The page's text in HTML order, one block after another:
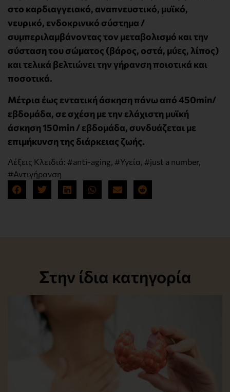
στο καρδιαγγειακό, αναπνευστικό, μυϊκό,
νευρικό, ενδοκρινικό σύστημα /
συμπεριλαμβάνοντας τον μεταβολισμό και την
σύσταση του σώματος (βάρος, οστά, μύες, λίπος)
και τελικά βελτιώνει την γήρανση ποιοτικά και
ποσοτικά.
Μέτρια έως εντατική άσκηση πάνω από 450min/
εβδομάδα, σε σχέση με την ελάχιστη μυϊκή
άσκηση 150min / εβδομάδα, συνδυάζεται με
επιμήκυνση της διάρκειας ζωής.
Λέξεις Κλειδιά: #anti-aging, #Υγεία, #just a number,
#Αντιγήρανση
Στην ίδια κατηγορία